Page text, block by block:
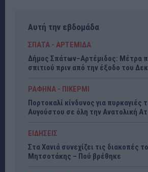
Αυτή την εβδομάδα
ΣΠΑΤΑ - ΑΡΤΕΜΙΔΑ
Δήμος Σπάτων–Αρτέμιδος: Μέτρα
σπιτιού πριν από την έξοδο του
ΡΑΦΗΝΑ - ΠΙΚΕΡΜΙ
Πορτοκαλί κίνδυνος για πυρκαγιές
Αυγούστου σε όλη την Ανατολική
ΕΙΔΗΣΕΙΣ
Στα Χανιά συνεχίζει τις διακοπές
Μητσοτάκης – Πού βρέθηκε